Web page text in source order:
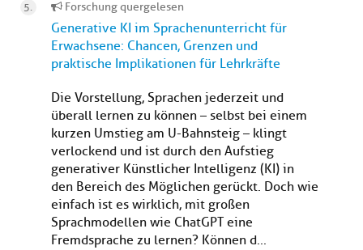
Forschung quergelesen
Generative KI im Sprachenunterricht für
Erwachsene: Chancen, Grenzen und
praktische Implikationen für Lehrkräfte
Die Vorstellung, Sprachen jederzeit und
überall lernen zu können – selbst bei einem
kurzen Umstieg am U-Bahnsteig – klingt
verlockend und ist durch den Aufstieg
generativer Künstlicher Intelligenz (KI) in
den Bereich des Möglichen gerückt. Doch wie
einfach ist es wirklich, mit großen
Sprachmodellen wie ChatGPT eine
Fremdsprache zu lernen? Können d...